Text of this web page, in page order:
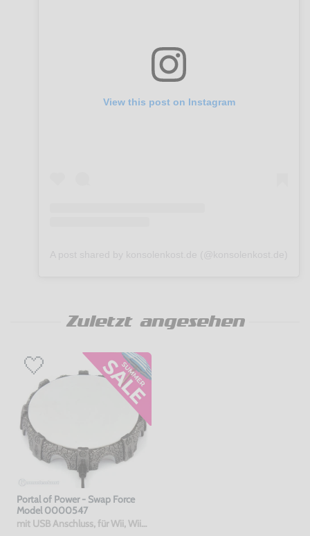
View this post on Instagram
Zuletzt angesehen
Portal of Power - Swap Force
Model 0000547
mit USB Anschluss, für Wii, WiiU & PS3, gebraucht